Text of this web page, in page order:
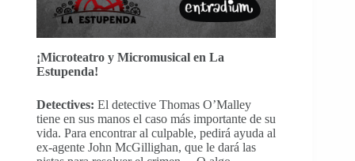
¡Microteatro y Micromusical en La
Estupenda!
Detectives: El detective Thomas O’Malley
tiene en sus manos el caso más importante de su
vida. Para encontrar al culpable, pedirá ayuda al
ex-agente John McGillighan, que le dará las